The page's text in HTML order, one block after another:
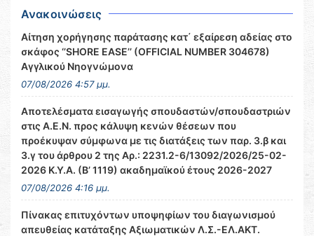
Ανακοινώσεις
Αίτηση χορήγησης παράτασης κατ΄ εξαίρεση αδείας στο
σκάφος ‘’SHORE EASE’’ (OFFICIAL NUMBER 304678)
Αγγλικού Νηογνώμονα
07/08/2026 4:57 μμ.
Αποτελέσματα εισαγωγής σπουδαστών/σπουδαστριών
στις Α.Ε.Ν. προς κάλυψη κενών θέσεων που
προέκυψαν σύμφωνα με τις διατάξεις των παρ. 3.β και
3.γ του άρθρου 2 της Αρ.: 2231.2-6/13092/2026/25-02-
2026 Κ.Υ.Α. (Β’ 1119) ακαδημαϊκού έτους 2026-2027
07/08/2026 4:16 μμ.
Πίνακας επιτυχόντων υποψηφίων του διαγωνισμού
απευθείας κατάταξης Αξιωματικών Λ.Σ.-ΕΛ.ΑΚΤ.